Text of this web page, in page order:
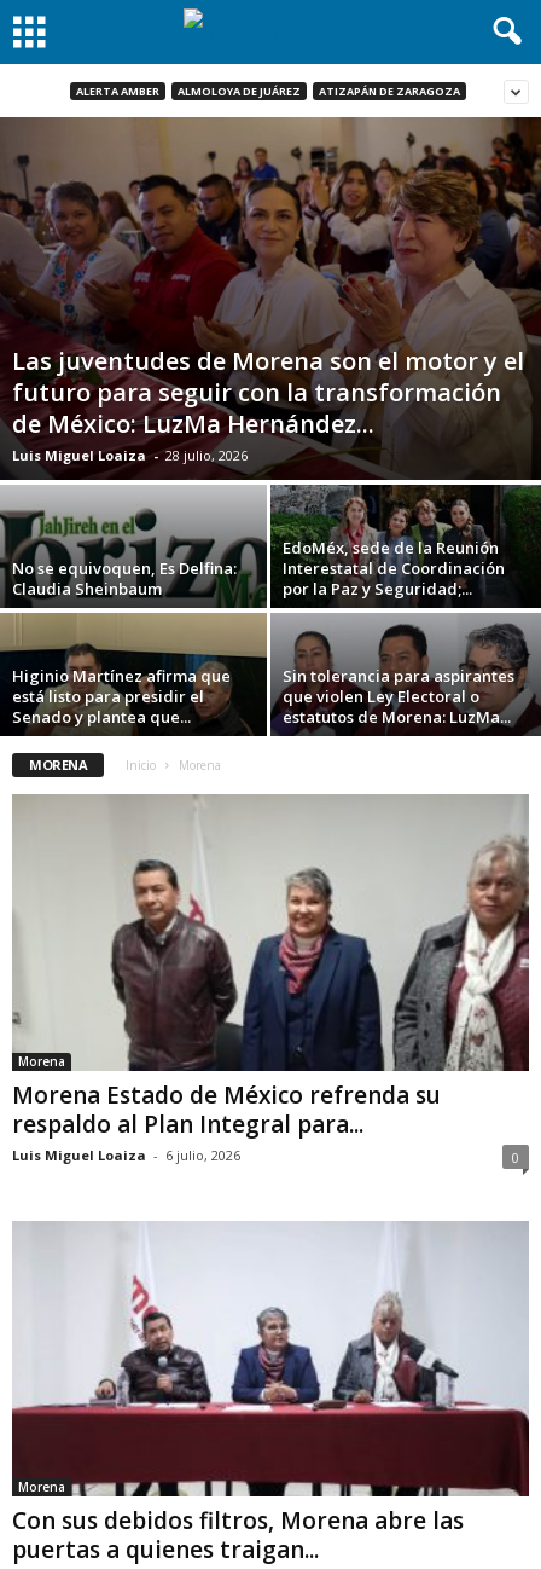
ALERTA AMBER ALMOLOYA DE JUÁREZ ATIZAPÁN DE ZARAGOZA
Las juventudes de Morena son el motor y el
futuro para seguir con la transformación
de México: LuzMa Hernández...
Luis Miguel Loaiza - 28 julio, 2026
No se equivoquen, Es Delfina:
Claudia Sheinbaum
EdoMéx, sede de la Reunión
Interestatal de Coordinación
por la Paz y Seguridad;...
Higinio Martínez afirma que
está listo para presidir el
Senado y plantea que...
Sin tolerancia para aspirantes
que violen Ley Electoral o
estatutos de Morena: LuzMa...
MORENA Inicio Morena
Morena
Morena Estado de México refrenda su
respaldo al Plan Integral para...
Luis Miguel Loaiza - 6 julio, 2026 0
Morena
Con sus debidos filtros, Morena abre las
puertas a quienes traigan...